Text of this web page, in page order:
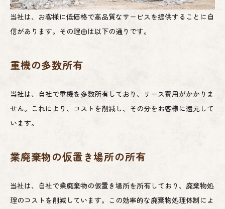
当社は、お客様に低価格で高品質なサービスを提供することに自
信があります。その理由は以下の通りです。
重機の多数所有
当社は、自社で重機を多数所有しており、リース費用がかかりま
せん。これにより、コストを削減し、その分をお客様に還元して
います。
業廃棄物の仮置き場所の所有
当社は、自社で業廃棄物の仮置き場所を所有しており、廃棄物処
理のコストを削減しています。この効率的な廃棄物処理体制によ